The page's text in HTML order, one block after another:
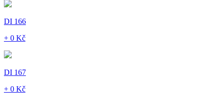
DI 166
+ 0 Kč
DI 167
+ 0 Kč